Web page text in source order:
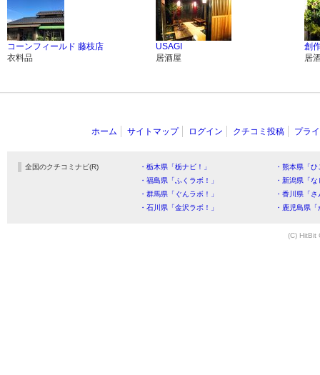
コーンフィールド 藤枝店
衣料品
USAGI
居酒屋
創
居
ホーム サイトマップ ログイン クチコミ投稿 プラ
全国のクチコミナビ(R) ・栃木県「栃ナビ！」
・熊本県「
・福島県「ふくラボ！」
・新潟県「
・群馬県「ぐんラボ！」
・香川県「
・石川県「金沢ラボ！」
・鹿児島県
(C) HitBit